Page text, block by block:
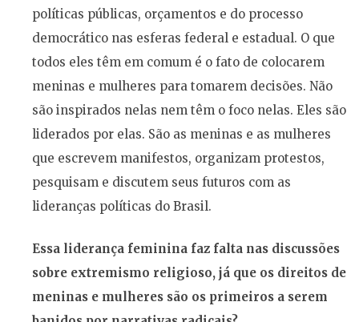
políticas públicas, orçamentos e do processo
democrático nas esferas federal e estadual. O que
todos eles têm em comum é o fato de colocarem
meninas e mulheres para tomarem decisões. Não
são inspirados nelas nem têm o foco nelas. Eles são
liderados por elas. São as meninas e as mulheres
que escrevem manifestos, organizam protestos,
pesquisam e discutem seus futuros com as
lideranças políticas do Brasil.
Essa liderança feminina faz falta nas discussões
sobre extremismo religioso, já que os direitos de
meninas e mulheres são os primeiros a serem